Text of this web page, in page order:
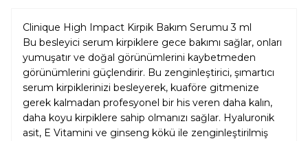
Clinique High Impact Kirpik Bakım Serumu 3 ml
Bu besleyici serum kirpiklere gece bakımı sağlar, onları
yumuşatır ve doğal görünümlerini kaybetmeden
görünümlerini güçlendirir. Bu zenginleştirici, şımartıcı
serum kirpiklerinizi besleyerek, kuaföre gitmenize
gerek kalmadan profesyonel bir his veren daha kalın,
daha koyu kirpiklere sahip olmanızı sağlar. Hyaluronik
asit, E Vitamini ve ginseng kökü ile zenginleştirilmiş